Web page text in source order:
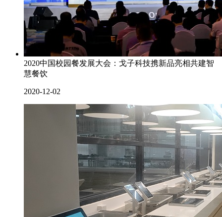
2020中国校园餐发展大会：戈子科技携新品亮相共建智
慧餐饮
2020-12-02